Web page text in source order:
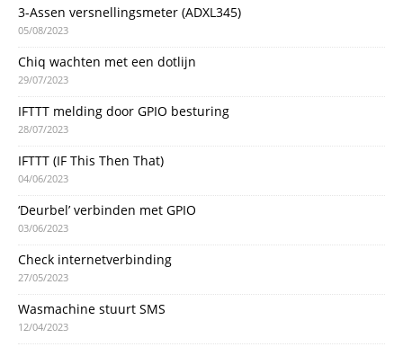
3-Assen versnellingsmeter (ADXL345)
05/08/2023
Chiq wachten met een dotlijn
29/07/2023
IFTTT melding door GPIO besturing
28/07/2023
IFTTT (IF This Then That)
04/06/2023
‘Deurbel’ verbinden met GPIO
03/06/2023
Check internetverbinding
27/05/2023
Wasmachine stuurt SMS
12/04/2023